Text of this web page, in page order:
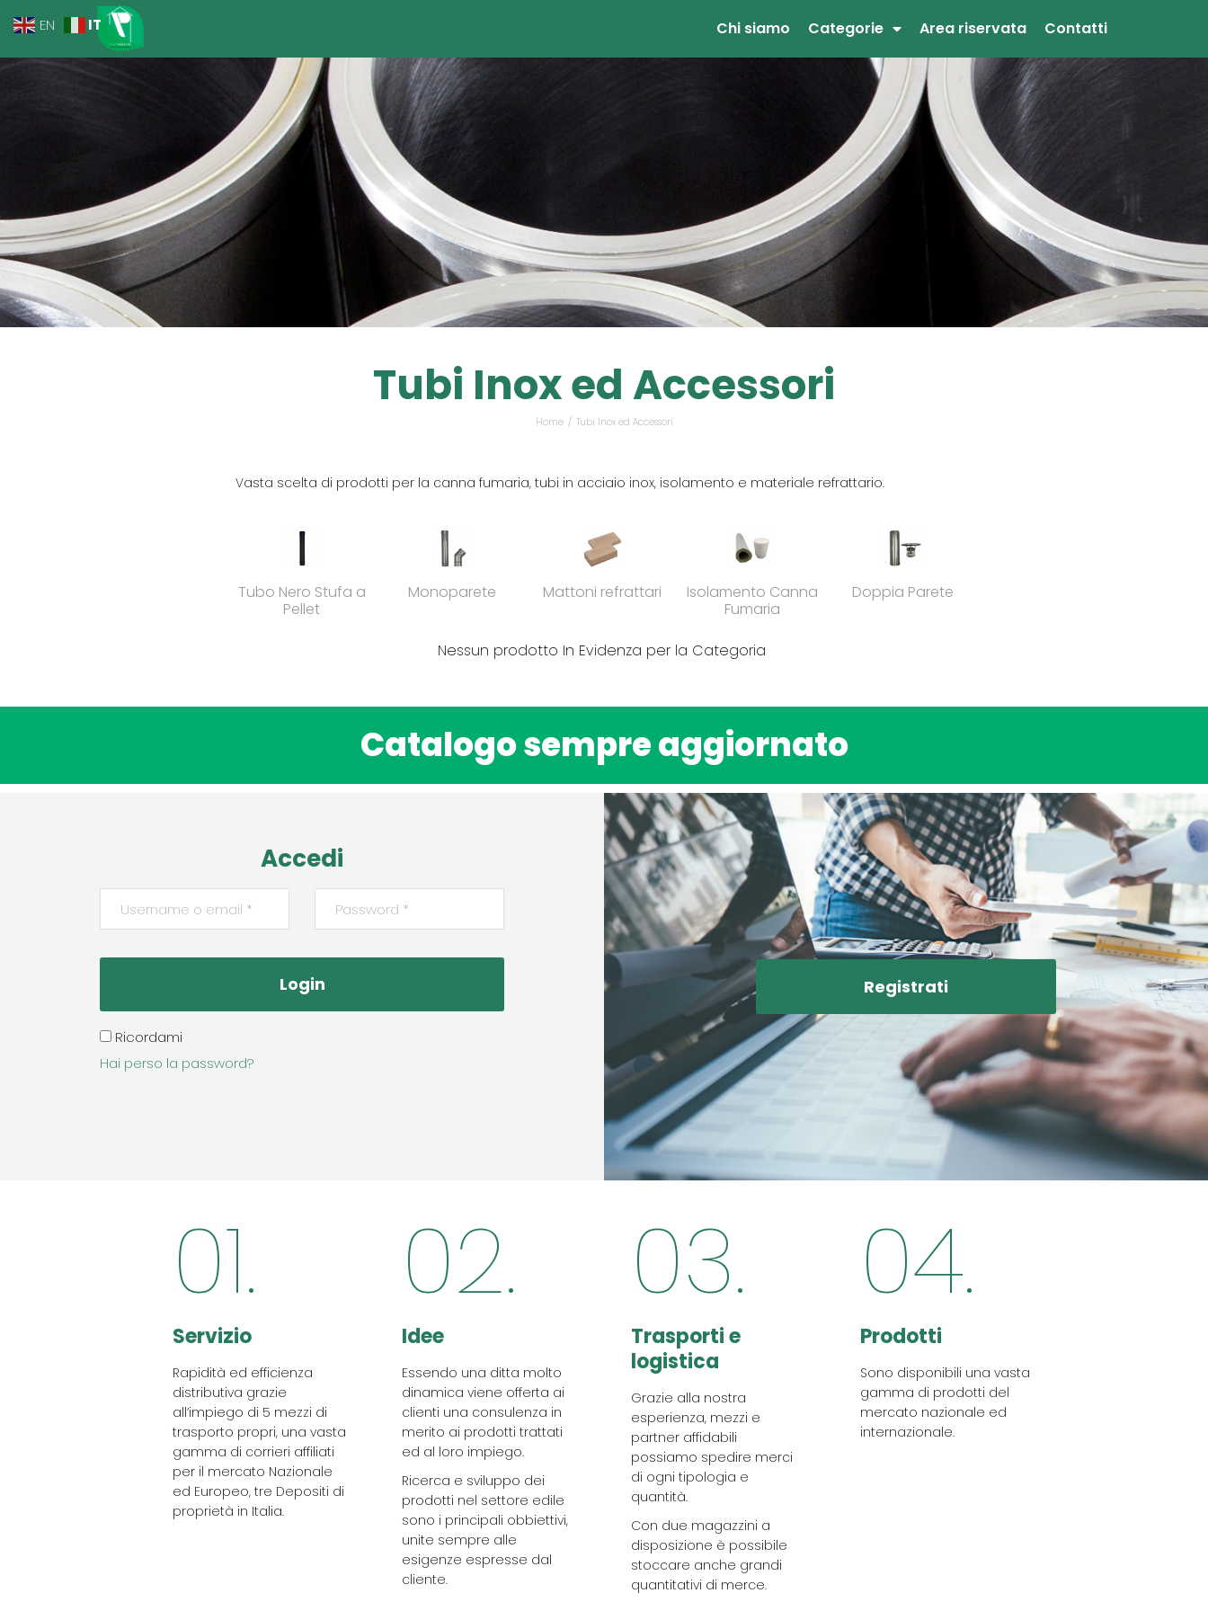
Chi siamo Categorie Area riservata Contatti
Tubi Inox ed Accessori
Home Tubi Inox ed Accessori
Vasta scelta di prodotti per la canna fumaria, tubi in acciaio inox, isolamento e materiale refrattario.
Tubo Nero Stufa a
Pellet
Monoparete Mattoni refrattari
Isolamento Canna
Fumaria
Doppia Parete
Nessun prodotto In Evidenza per la Categoria
Catalogo sempre aggiornato
Accedi
Ricordami
Hai perso la password?
Registrati
01.
Servizio
Rapidità ed efficienza
distributiva grazie
all’impiego di 5 mezzi di
trasporto propri, una vasta
gamma di corrieri affiliati
per il mercato Nazionale
ed Europeo, tre Depositi di
proprietà in Italia.
02.
Idee
Essendo una ditta molto
dinamica viene offerta ai
clienti una consulenza in
merito ai prodotti trattati
ed al loro impiego.
Ricerca e sviluppo dei
prodotti nel settore edile
sono i principali obbiettivi,
unite sempre alle
esigenze espresse dal
cliente.
03.
Trasporti e
logistica
Grazie alla nostra
esperienza, mezzi e
partner affidabili
possiamo spedire merci
di ogni tipologia e
quantità.
Con due magazzini a
disposizione è possibile
stoccare anche grandi
quantitativi di merce.
04.
Prodotti
Sono disponibili una vasta
gamma di prodotti del
mercato nazionale ed
internazionale.
EN IT